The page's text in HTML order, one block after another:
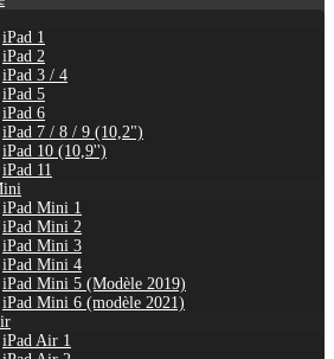
iPad 1
iPad 2
iPad 3 / 4
iPad 5
iPad 6
iPad 7 / 8 / 9 (10,2")
iPad 10 (10,9'')
iPad 11
iPad Mini 1
iPad Mini 2
iPad Mini 3
iPad Mini 4
iPad Mini 5 (Modèle 2019)
iPad Mini 6 (modèle 2021)
iPad Air 1